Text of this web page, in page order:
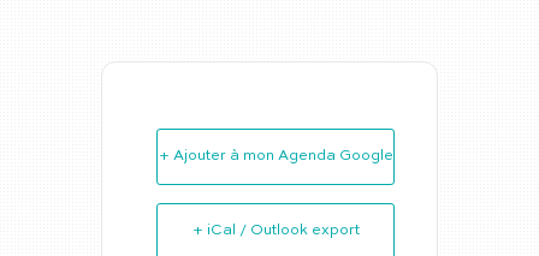
+ Ajouter à mon Agenda Google
+ iCal / Outlook export